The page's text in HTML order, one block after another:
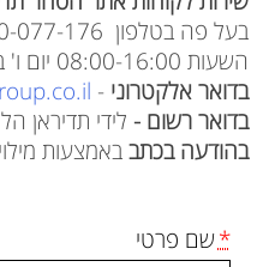
השעות 08:00-16:00 יום ו' בין השעות 08:00-12:00
בדואר אלקטרוני -
בדואר רשום - לידי תדיראן הלהב 7,
בהודעה בכתב באמצעות
*שם פרטי